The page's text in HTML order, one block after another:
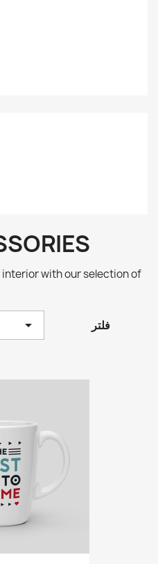
with our selection of
 فلتر